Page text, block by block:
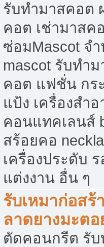
รับทำมาสคอต
คอต เช่ามาสค
ซ่อมMascot จ
mascot รับทำ
คอต แฟชั่น กระ
แป้ง เครื่องสำ
คอนแทคเลนส์
สร้อยคอ
เครื่องประดับ ร
แต่งงาน อื่น ๆ
รับเหมาก่อส
ลาดยางมะต
ตัดคอนกรีต รับ